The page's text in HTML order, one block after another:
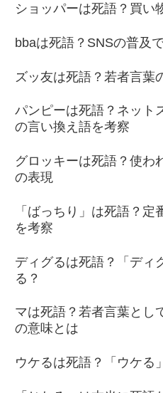
ショッパーは死語？買い
bbaは死語？SNSの普及
ズッ友は死語？若者言葉
パンピーは死語？ネット
の言い換え語を考察
グロッキーは死語？使わ
の表現
「ばっちり」は死語？
を考察
ディグるは死語？「ディ
る？
マは死語？若者言葉とし
の意味とは
ウケるは死語？「ウケる